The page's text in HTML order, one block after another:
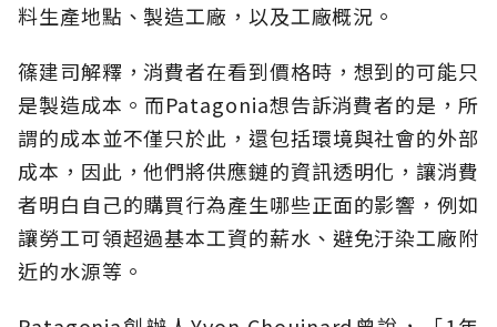
料生產地點、製造工廠，以及工廠概況。
篠建司解釋，消費者在看到價格時，想到的可能只
是製造成本。而Patagonia想告訴消費者的是，所
謂的成本並不僅只於此，還包括環境與社會的外部
成本，因此，他們將供應鏈的資訊透明化，讓消費
者明白自己的購買行為產生哪些正面的影響，例如
讓勞工可領超過基本工資的薪水、避免汙染工廠附
近的水源等。